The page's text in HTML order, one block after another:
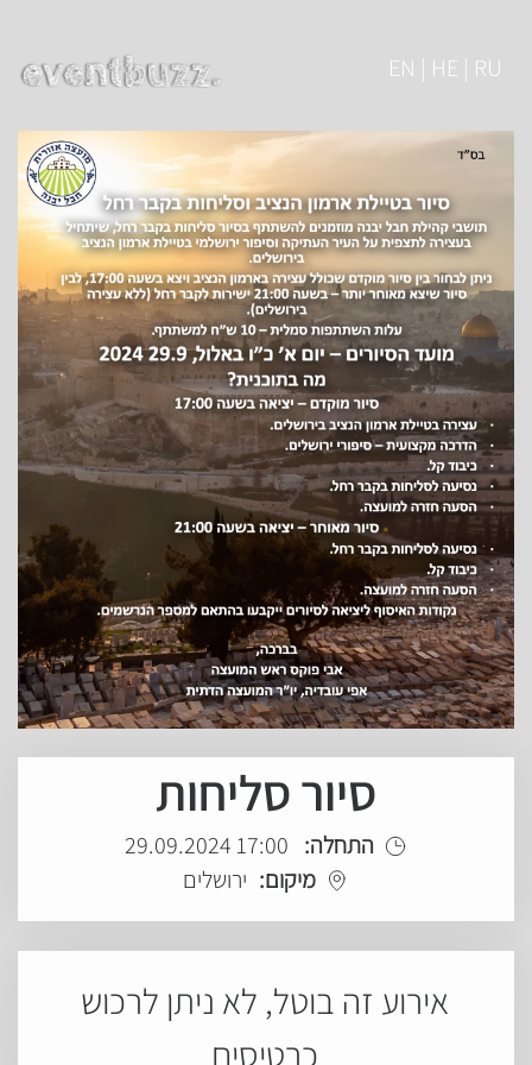
EN | HE | RU
סיור סליחות
התחלה: 17:00 29.09.2024
מיקום: ירושלים
אירוע זה בוטל, לא ניתן לרכוש
כרטיסים